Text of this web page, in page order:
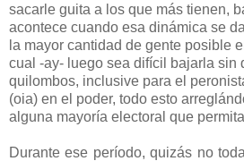
sacarle guita a los que más tienen,
acontece cuando esa dinámica se
la mayor cantidad de gente posible
cual -ay- luego sea difícil bajarla sin
quilombos, inclusive para el
(oia) en el poder, todo esto
alguna mayoría electoral que
Durante ese período, quizás no